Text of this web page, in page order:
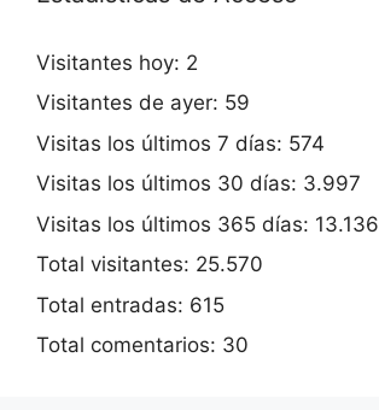
Visitantes hoy: 2
Visitantes de ayer: 59
Visitas los últimos 7 días: 574
Visitas los últimos 30 días: 3.997
Visitas los últimos 365 días: 13.136
Total visitantes: 25.570
Total entradas: 615
Total comentarios: 30